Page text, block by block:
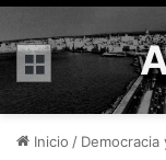
Menú
Inicio / Democracia